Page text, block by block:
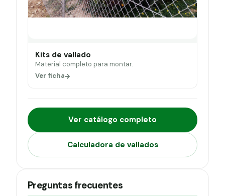
Kits de vallado
Material completo para montar.
Ver ficha
Ver catálogo completo
Calculadora de vallados
Preguntas frecuentes